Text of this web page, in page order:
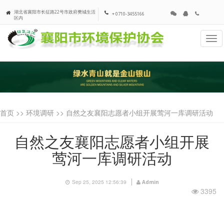
湖北省襄阳市长征路22号市政府樊城生活
区内
+ 0710-3455166
首页 >> 环境调研 >> 自然之友襄阳志愿者小组开展莺河一库调研活动
自然之友襄阳志愿者小组开展
莺河一库调研活动
Sep 25, 2025 12:56:39 Admin
3395